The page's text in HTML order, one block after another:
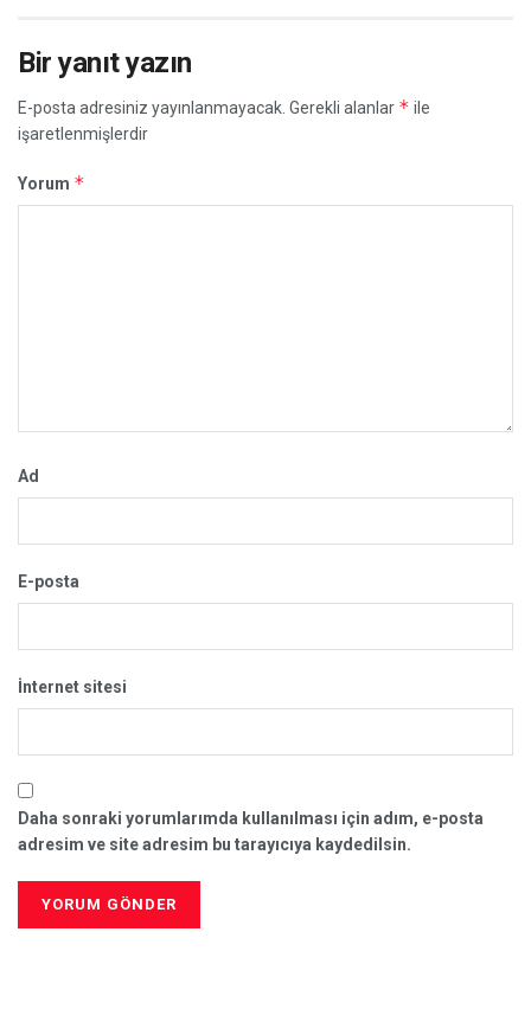
Bir yanıt yazın
E-posta adresiniz yayınlanmayacak. Gerekli alanlar * ile
işaretlenmişlerdir
Yorum *
Ad
E-posta
İnternet sitesi
Daha sonraki yorumlarımda kullanılması için adım, e-posta
adresim ve site adresim bu tarayıcıya kaydedilsin.